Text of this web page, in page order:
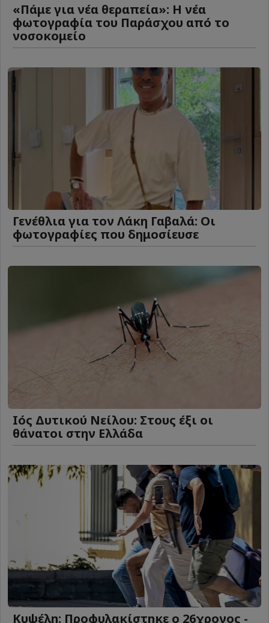
«Πάμε για νέα θεραπεία»: Η νέα
φωτογραφία του Παράσχου από το
νοσοκομείο
Γενέθλια για τον Λάκη Γαβαλά: Οι
φωτογραφίες που δημοσίευσε
Ιός Δυτικού Νείλου: Στους έξι οι
θάνατοι στην Ελλάδα
Κυψέλη: Προφυλακίστηκε ο 26χρονος -